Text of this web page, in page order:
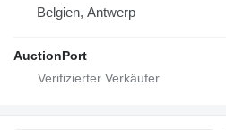
Belgien, Antwerp
AuctionPort